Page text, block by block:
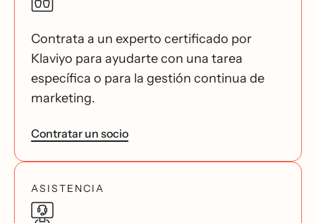
Contrata a un experto certificado por
Klaviyo para ayudarte con una tarea
específica o para la gestión continua de
marketing.
Contratar un socio
ASISTENCIA